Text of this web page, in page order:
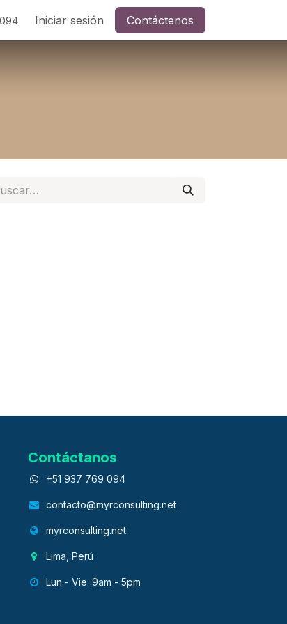
Soporte Contáctenos Ayuda
Iniciar sesión Contáctenos
Contáctanos
+51 937 769 094
contacto@myrconsulting.net
myrconsulting.net
Lima, Perú
Lun - Vie: 9am - 5pm